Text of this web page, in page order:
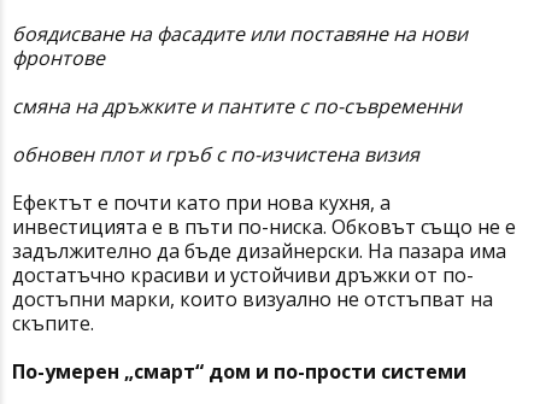
боядисване на фасадите или поставяне на нови
фронтове
смяна на дръжките и пантите с по-съвременни
обновен плот и гръб с по-изчистена визия
Ефектът е почти като при нова кухня, а
инвестицията е в пъти по-ниска. Обковът също не е
задължително да бъде дизайнерски. На пазара има
достатъчно красиви и устойчиви дръжки от по-
достъпни марки, които визуално не отстъпват на
скъпите.
По-умерен „смарт“ дом и по-прости системи